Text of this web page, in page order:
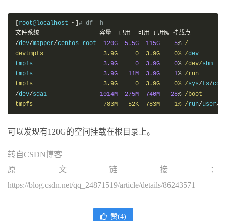
root@localhost ~] # df -h
文件系统
容量 已用 可用 已用% 挂载点
/dev/mapper/centos -root 120G 5.5G 115G 5% /
devtmpfs                 3.9G     0  3.9G    0% /dev
tmpfs 3.9G 0 3.9G 0% /dev/shm
tmpfs 3.9G 11M 3.9G 1% /run
tmpfs                    3.9G     0  3.9G    0% /sys/fs/
/dev/sda1 1014M 275M 740M 28% /boot
tmpfs                    783M   52K  783M    1% /run/user/
可以发现有120G的空间挂载在根目录上。
转自CSDN博客
原文链接：
https://blog.csdn.net/qq_24871519/article/details/86243571
赞(4)